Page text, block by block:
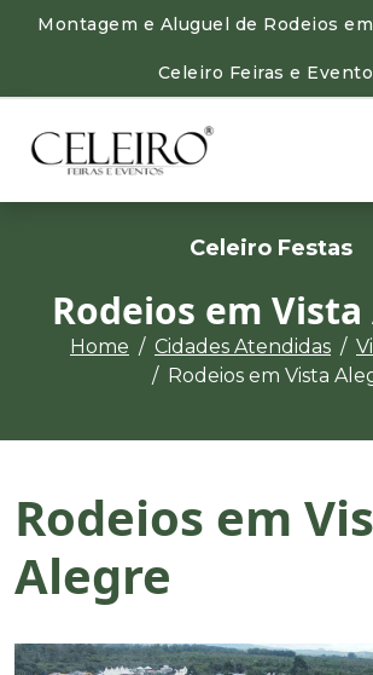
Montagem e Aluguel de Rodeios
Celeiro Feiras e
Celeiro Festas
Rodeios em
Home Cidades Atendidas
Rodeios em Vista
Rodeios em
Alegre